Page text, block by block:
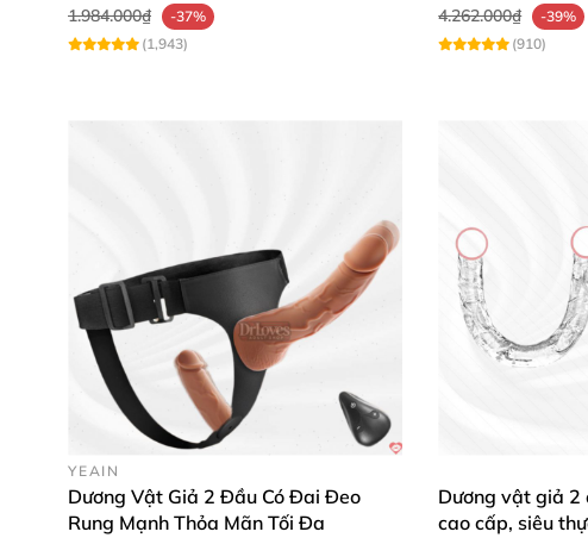
1.984.000₫
-37%
(1,943)
4.262.000₫
-39%
(910)
YEAIN
Dương Vật Giả 2 Đầu Có Đai Đeo
Rung Mạnh Thỏa Mãn Tối Đa
Dương vật giả 2
cao cấp, siêu